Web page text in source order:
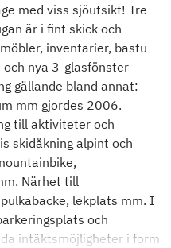
med viss sjöutsikt! Tre
är i fint skick och
inventarier, bastu
nya 3-glasfönster
gällande bland annat:
mm gjordes 2006.
till aktiviteter och
skidåkning alpint och
Närhet till
lekplats mm. I
och
intäktsmöjligheter i form